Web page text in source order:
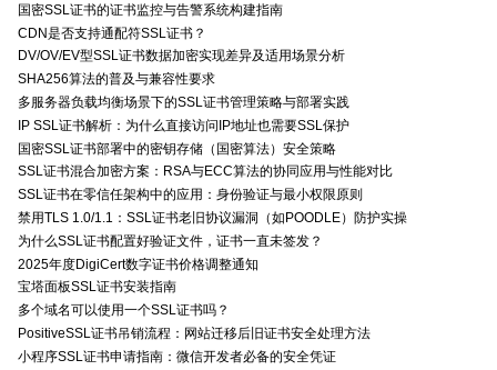
国密SSL证书的证书监控与告警系统构建指南
CDN是否支持通配符SSL证书？
DV/OV/EV型SSL证书数据加密实现差异及适用场景分析
SHA256算法的普及与兼容性要求
多服务器负载均衡场景下的SSL证书管理策略与部署实践
IP SSL证书解析：为什么直接访问IP地址也需要SSL保护
国密SSL证书部署中的密钥存储（国密算法）安全策略
SSL证书混合加密方案：RSA与ECC算法的协同应用与性能对比
SSL证书在零信任架构中的应用：身份验证与最小权限原则
禁用TLS 1.0/1.1：SSL证书老旧协议漏洞（如POODLE）防护实操
为什么SSL证书配置好验证文件，证书一直未签发？
2025年度DigiCert数字证书价格调整通知
宝塔面板SSL证书安装指南
多个域名可以使用一个SSL证书吗？
PositiveSSL证书吊销流程：网站迁移后旧证书安全处理方法
小程序SSL证书申请指南：微信开发者必备的安全凭证